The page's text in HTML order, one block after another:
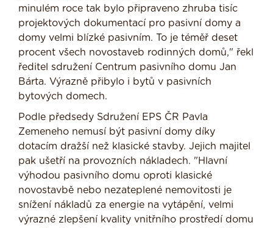
minulém roce tak bylo připraveno zhruba tisíc
projektových dokumentací pro pasivní domy a
domy velmi blízké pasivním. To je téměř deset
procent všech novostaveb rodinných domů," řekl
ředitel sdružení Centrum pasivního domu Jan
Bárta. Výrazně přibylo i bytů v pasivních
bytových domech.
Podle předsedy Sdružení EPS ČR Pavla
Zemeneho nemusí být pasivní domy díky
dotacím dražší než klasické stavby. Jejich majitel
pak ušetří na provozních nákladech. "Hlavní
výhodou pasivního domu oproti klasické
novostavbě nebo nezateplené nemovitosti je
snížení nákladů za energie na vytápění, velmi
výrazné zlepšení kvality vnitřního prostředí domu